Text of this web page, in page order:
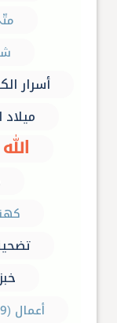
أسرار
ميلاد
الله
أعمال (9)